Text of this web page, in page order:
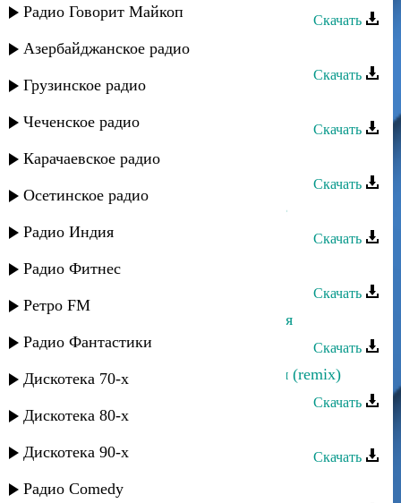
Радио Говорит Майкоп
Азербайджанское радио
Грузинское радио
Чеченское радио
Карачаевское радио
Осетинское радио
Радио Индия
Радио Фитнес
Ретро FM
Радио Фантастики
Дискотека 70-х
Дискотека 80-х
Дискотека 90-х
Радио Comedy
Скачать
Загир Магомедов - Красавица
Скачать
Скачать
Загир Магомедов - Сьоз бергенинг
Скачать
Загир Магомедов - Где мое счастье
Скачать
Загир Магомедов - Ай ярыкъ
Скачать
Загир Магомедов - Взгляни на меня
Скачать
Загир Магомедов - Салам Алейкум (remix)
Скачать
Скачать
Загир Магомедов - Старинная